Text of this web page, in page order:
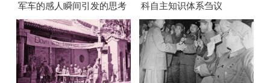
军车的感人瞬间引发的思考
科自主知识体系刍议